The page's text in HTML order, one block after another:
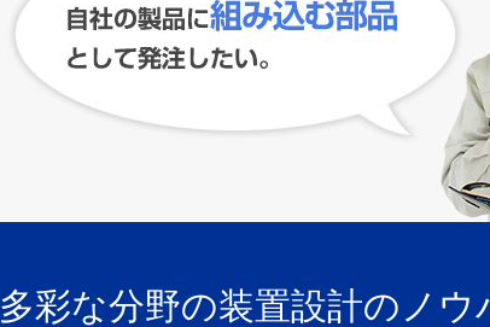
多彩な分野の装置設計のノウ